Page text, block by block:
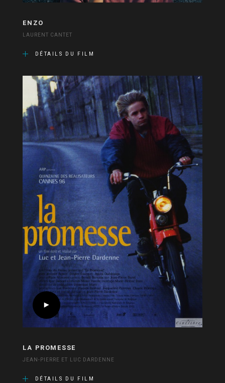
ENZO
LAURENT CANTET
DÉTAILS DU FILM
LA PROMESSE
JEAN-PIERRE ET LUC DARDENNE
DÉTAILS DU FILM